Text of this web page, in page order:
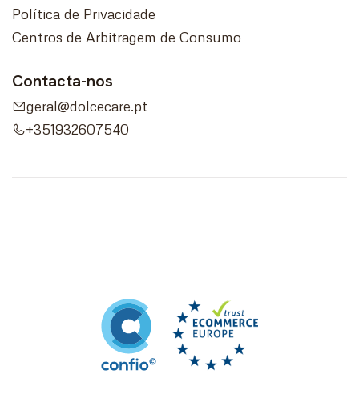
Política de Privacidade
Centros de Arbitragem de Consumo
Contacta-nos
geral@dolcecare.pt
+351932607540